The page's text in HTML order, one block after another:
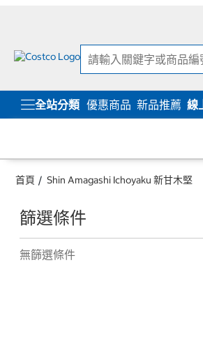
全站分類 優惠商品 新品推薦 線
首頁 Shin Amagashi Ichoyaku 新甘木堅
篩選條件
無篩選條件